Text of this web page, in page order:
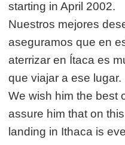
starting in April 2002.
Nuestros mejores
aseguramos que en
aterrizar en Ítaca es
que viajar a ese lugar.
We wish him the best
assure him that on
landing in Ithaca is